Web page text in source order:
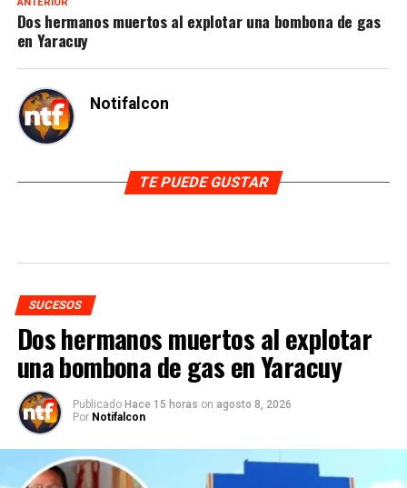
Dos hermanos muertos al explotar una bombona de gas
en Yaracuy
Notifalcon
TE PUEDE GUSTAR
SUCESOS
Dos hermanos muertos al explotar
una bombona de gas en Yaracuy
Publicado Hace 15 horas on agosto 8, 2026
Por Notifalcon